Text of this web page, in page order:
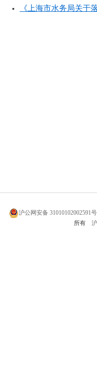
《上海市水务局关于
沪公网安备 31010102002591号
所有